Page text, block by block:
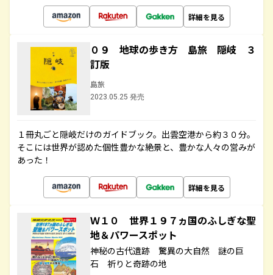
詳細を見る
０９ 地球の歩き方 島旅 隠岐 ３
訂版
島旅
2023.05.25 発売
１冊丸ごと隠岐だけのガイドブック。出雲空港から約３０分。
そこには世界が認めた個性豊かな絶景と、豊かな人々の営みが
あった！
詳細を見る
Ｗ１０ 世界１９７ヵ国のふしぎな聖
地＆パワースポット
神秘の古代遺跡 驚異の大自然 謎の巨
石 祈りと奇跡の地